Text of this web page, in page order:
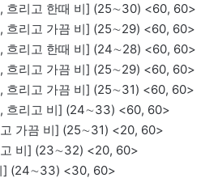
흐리고 한때 비] (25∼30) <60, 60>
흐리고 가끔 비] (25∼29) <60, 60>
흐리고 한때 비] (24∼28) <60, 60>
흐리고 가끔 비] (25∼29) <60, 60>
흐리고 가끔 비] (25∼31) <60, 60>
흐리고 비] (24∼33) <60, 60>
가끔 비] (25∼31) <20, 60>
비] (23∼32) <20, 60>
] (24∼33) <30, 60>